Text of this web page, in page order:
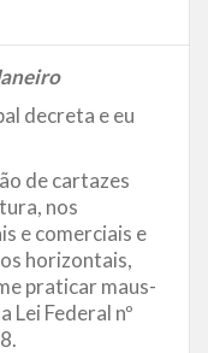
decreta e eu
de cartazes
nos
e comerciais e
horizontais,
praticar maus-
Federal nº